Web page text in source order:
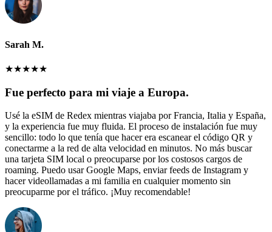
Sarah M.
★★★★★
Fue perfecto para mi viaje a Europa.
Usé la eSIM de Redex mientras viajaba por Francia, Italia y España,
y la experiencia fue muy fluida. El proceso de instalación fue muy
sencillo: todo lo que tenía que hacer era escanear el código QR y
conectarme a la red de alta velocidad en minutos. No más buscar
una tarjeta SIM local o preocuparse por los costosos cargos de
roaming. Puedo usar Google Maps, enviar feeds de Instagram y
hacer videollamadas a mi familia en cualquier momento sin
preocuparme por el tráfico. ¡Muy recomendable!